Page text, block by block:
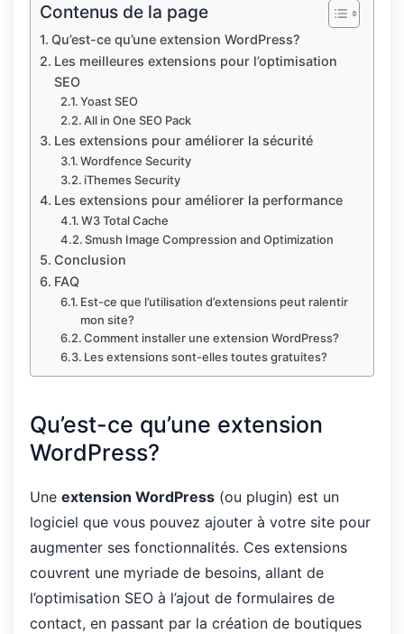
Contenus de la page
Qu’est-ce qu’une extension WordPress?
Les meilleures extensions pour l’optimisation
SEO
Yoast SEO
All in One SEO Pack
Les extensions pour améliorer la sécurité
Wordfence Security
iThemes Security
Les extensions pour améliorer la performance
W3 Total Cache
Smush Image Compression and Optimization
Conclusion
FAQ
Est-ce que l’utilisation d’extensions peut ralentir
mon site?
Comment installer une extension WordPress?
Les extensions sont-elles toutes gratuites?
Qu’est-ce qu’une extension
WordPress?
Une extension WordPress (ou plugin) est un
logiciel que vous pouvez ajouter à votre site pour
augmenter ses fonctionnalités. Ces extensions
couvrent une myriade de besoins, allant de
l’optimisation SEO à l’ajout de formulaires de
contact, en passant par la création de boutiques